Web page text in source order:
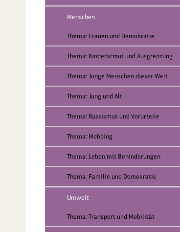
Menschen
Thema: Frauen und Demokratie
Thema: Kinderarmut und Ausgrenzung
Thema: Junge Menschen dieser Welt
Thema: Jung und Alt
Thema: Rassismus und Vorurteile
Thema: Mobbing
Thema: Leben mit Behinderungen
Thema: Familie und Demokratie
Umwelt
Thema: Transport und Mobilität